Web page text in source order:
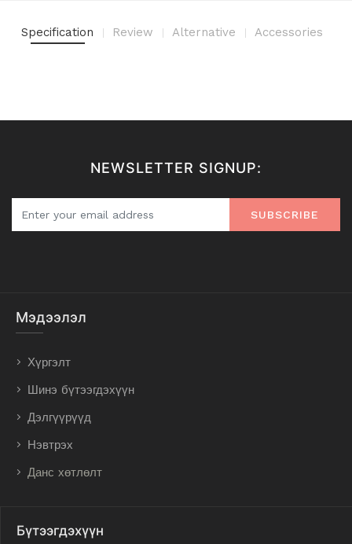
Specification Review Alternative Accessories
NEWSLETTER SIGNUP:
SUBSCRIBE
Мэдээлэл
Хүргэлт
Шинэ бүтээгдэхүүн
Дэлгүүрүүд
Нэвтрэх
Данс хөтлөлт
Бүтээгдэхүүн